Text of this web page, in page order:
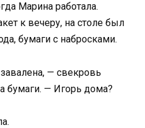
Марина работала.
к вечеру, на столе был
бумаги с набросками.
— свекровь
бумаги. — Игорь дома?